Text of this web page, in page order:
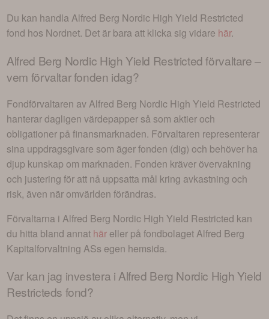
Du kan handlaAlfred Berg Nordic High Yield Restricted
fond hos Nordnet. Det är bara att klicka sig vidare här.
Alfred Berg Nordic High Yield Restrictedförvaltare –
vem förvaltar fonden idag?
Fondförvaltaren avAlfred Berg Nordic High Yield Restricted
hanterar dagligen värdepapper så som aktier och
obligationer på finansmarknaden. Förvaltaren representerar
sina uppdragsgivare som äger fonden (dig) och behöver ha
djup kunskap om marknaden. Fonden kräver övervakning
och justering för att nå uppsatta mål kring avkastning och
risk, även när omvärlden förändras.
Förvaltarna iAlfred Berg Nordic High Yield Restricted kan
du hitta bland annat här eller på fondbolagetAlfred Berg
Kapitalforvaltning ASs egen hemsida.
Var kan jag investera i Alfred Berg Nordic High Yield
Restricteds fond?